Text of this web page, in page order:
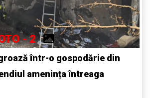
- 2
într-o gospodărie din
amenința întreaga